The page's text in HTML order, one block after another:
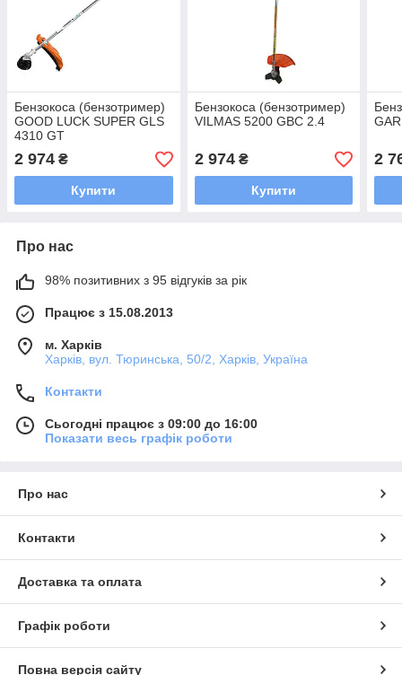
Бензокоса (бензотример)
GOOD LUCK SUPER GLS
4310 GT
2 974 ₴
Купити
Бензокоса (бензотример)
VILMAS 5200 GBC 2.4
2 974₴
Купити
2
Про нас
98% позитивних з 95 відгуків за рік
Працює з 15.08.2013
м. Харків
Харків, вул. Тюринська, 50/2, Харків, Україна
Контакти
Сьогодні працює з 09:00 до 16:00
Показати весь графік роботи
Про нас
Контакти
Доставка та оплата
Графік роботи
Повна версія сайту